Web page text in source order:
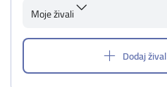
Moje živali
Dodaj žival